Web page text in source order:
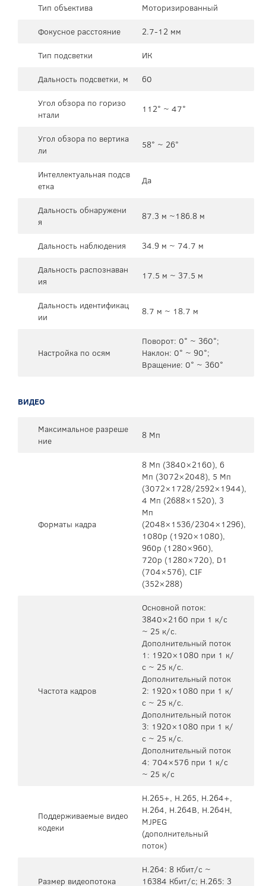
Тип объектива
Моторизированный
Фокусное расстояние
2.7-12 мм
Тип подсветки
ИК
Дальность подсветки, м
60
Угол обзора по горизо
нтали
112° ~ 47°
Угол обзора по вертика
ли
58° ~ 26°
Интеллектуальная подсв
етка
Да
Дальность обнаружени
я
87.3 м ~186.8 м
Дальность наблюдения
34.9 м ~ 74.7 м
Дальность распознаван
ия
17.5 м ~ 37.5 м
Дальность идентификац
ии
8.7 м ~ 18.7 м
Настройка по осям
Поворот: 0° ~ 360°;
Наклон: 0° ~ 90°;
Вращение: 0° ~ 360°
ВИДЕО
Максимальное разреше
ние
8 Мп
Форматы кадра
8 Mп (3840×2160), 6
Mп (3072×2048), 5 Mп
(3072×1728/2592×1944),
4 Mп (2688×1520), 3
Mп
(2048×1536/2304×1296),
1080p (1920×1080),
960p (1280×960),
720p (1280×720), D1
(704×576), CIF
(352×288)
Частота кадров
Основной поток:
3840×2160 при 1 к/с
~ 25 к/с.
Дополнительный поток
1: 1920×1080 при 1 к/
с ~ 25 к/с.
Дополнительный поток
2: 1920×1080 при 1 к/
с ~ 25 к/с.
Дополнительный поток
3: 1920×1080 при 1 к/
с ~ 25 к/с.
Дополнительный поток
4: 704×576 при 1 к/с
~ 25 к/с
Поддерживаемые видео
кодеки
H.265+, H.265, H.264+,
H.264, H.264B, H.264H,
MJPEG
(дополнительный
поток)
Размер видеопотока
H.264: 8 Кбит/с ~
16384 Кбит/с; H.265: 3